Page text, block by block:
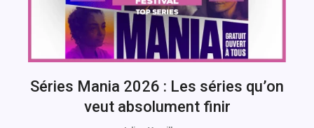
Séries Mania 2026 : Les séries qu’on
veut absolument finir